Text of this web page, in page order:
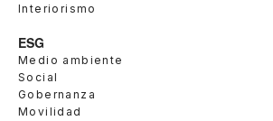
Interiorismo
ESG
Medio ambiente
Social
Gobernanza
Movilidad